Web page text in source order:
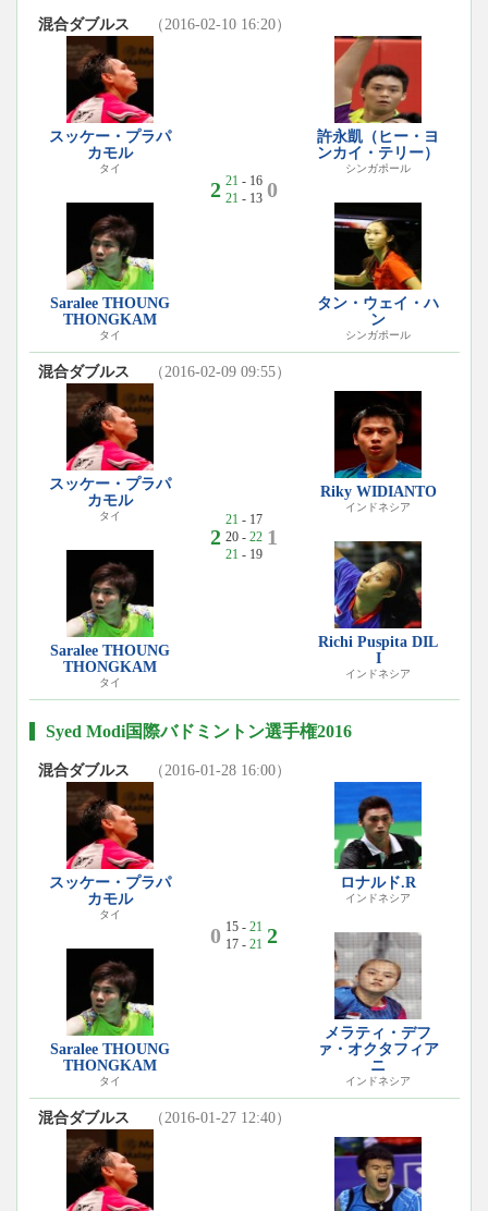
混合ダブルス （2016-02-10 16:20）
スッケー・プラパ
カモル
タイ
Saralee THOUNG
THONGKAM
タイ
2 21 - 16
21 - 13 0
許永凱（ヒー・ヨ
ンカイ・テリー）
シンガポール
タン・ウェイ・ハ
ン
シンガポール
混合ダブルス （2016-02-09 09:55）
スッケー・プラパ
カモル
タイ
Saralee THOUNG
THONGKAM
タイ
2
21 - 17
20 - 22
21 - 19
1
Riky WIDIANTO
インドネシア
Richi Puspita DIL
I
インドネシア
Syed Modi国際バドミントン選手権2016
混合ダブルス （2016-01-28 16:00）
スッケー・プラパ
カモル
タイ
Saralee THOUNG
THONGKAM
タイ
0 15 - 21
17 - 21 2
ロナルド.R
インドネシア
メラティ・デフ
ァ・オクタフィア
ニ
インドネシア
混合ダブルス （2016-01-27 12:40）